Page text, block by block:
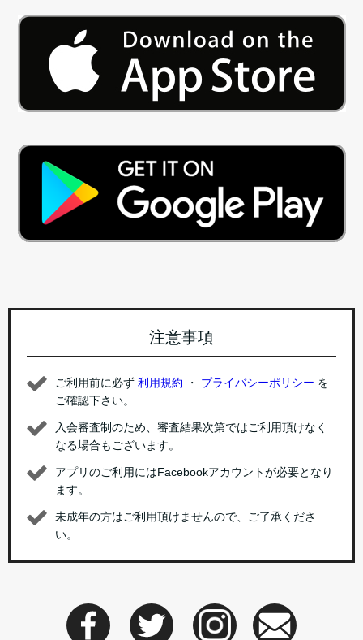
注意事項
ご利用前に必ず 利用規約 ・ プライバシーポリシー を
ご確認下さい。
入会審査制のため、審査結果次第ではご利用頂けなく
なる場合もございます。
アプリのご利用にはFacebookアカウントが必要となり
ます。
未成年の方はご利用頂けませんので、ご了承くださ
い。